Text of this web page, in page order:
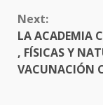
Next:
LA ACADEMIA
, FÍSICAS Y
VACUNACIÓN